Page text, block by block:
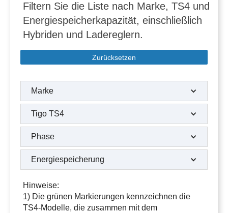
Filtern Sie die Liste nach Marke, TS4 und
Energiespeicherkapazität, einschließlich
Hybriden und Ladereglern.
Zurücksetzen
Marke
Tigo TS4
Phase
Energiespeicherung
Hinweise:
1) Die grünen Markierungen kennzeichnen die
TS4-Modelle, die zusammen mit dem